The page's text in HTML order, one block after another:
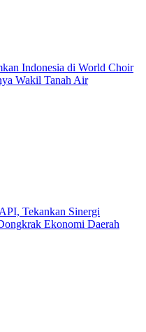
Indonesia di World Choir
Wakil Tanah Air
Tekankan Sinergi
Ekonomi Daerah